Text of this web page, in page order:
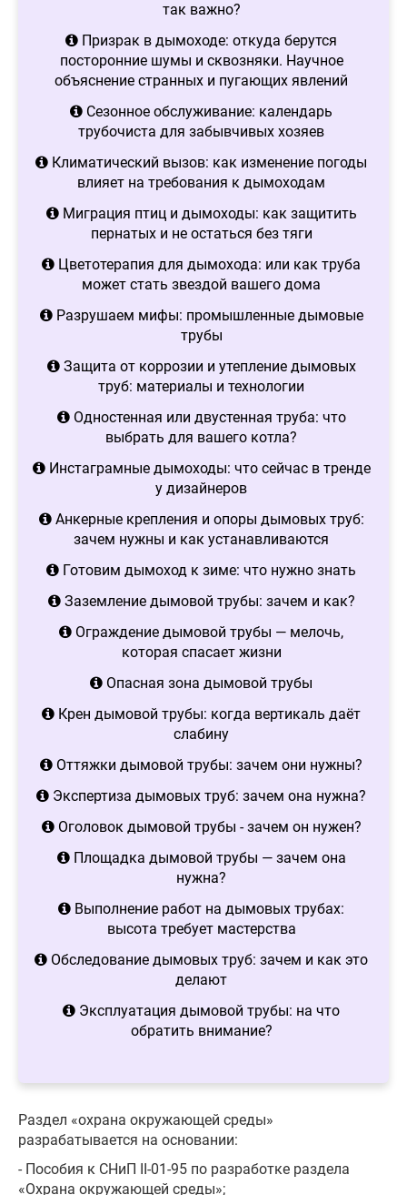
так важно?
Призрак в дымоходе: откуда берутся
посторонние шумы и сквозняки. Научное
объяснение странных и пугающих явлений
Сезонное обслуживание: календарь
трубочиста для забывчивых хозяев
Климатический вызов: как изменение погоды
влияет на требования к дымоходам
Миграция птиц и дымоходы: как защитить
пернатых и не остаться без тяги
Цветотерапия для дымохода: или как труба
может стать звездой вашего дома
Разрушаем мифы: промышленные дымовые
трубы
Защита от коррозии и утепление дымовых
труб: материалы и технологии
Одностенная или двустенная труба: что
выбрать для вашего котла?
Инстаграмные дымоходы: что сейчас в тренде
у дизайнеров
Анкерные крепления и опоры дымовых труб:
зачем нужны и как устанавливаются
Готовим дымоход к зиме: что нужно знать
Заземление дымовой трубы: зачем и как?
Ограждение дымовой трубы — мелочь,
которая спасает жизни
Опасная зона дымовой трубы
Крен дымовой трубы: когда вертикаль даёт
слабину
Оттяжки дымовой трубы: зачем они нужны?
Экспертиза дымовых труб: зачем она нужна?
Оголовок дымовой трубы - зачем он нужен?
Площадка дымовой трубы — зачем она
нужна?
Выполнение работ на дымовых трубах:
высота требует мастерства
Обследование дымовых труб: зачем и как это
делают
Эксплуатация дымовой трубы: на что
обратить внимание?
Раздел «охрана окружающей среды»
разрабатывается на основании:
- Пособия к СНиП II-01-95 по разработке раздела
«Охрана окружающей среды»;